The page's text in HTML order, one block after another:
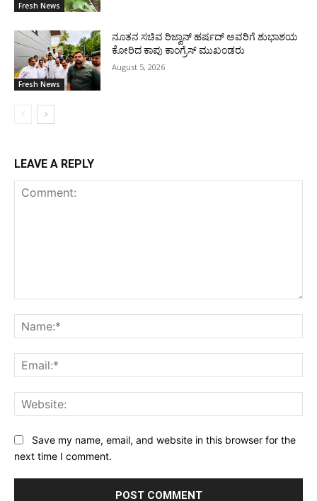
Fresh News
Fresh News
ನೂತನ ಸಚಿವ ರಿಜ್ವಾನ್ ಹರ್ಷದ್ ಅವರಿಗೆ ಶುಭಾಶಯ
ಕೋರಿದ ಕಾಪು ಕಾಂಗ್ರೆಸ್ ಮುಖಂಡರು
August 5, 2026
LEAVE A REPLY
Save my name, email, and website in this browser for the
next time I comment.